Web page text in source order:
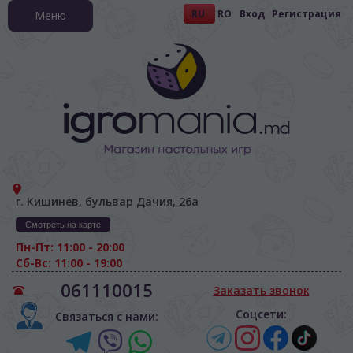
RU RO Вход Регистрация
г. Кишинев, бульвар Дачия, 26а
Смотреть на карте
Пн-Пт: 11:00 - 20:00
Сб-Вс: 11:00 - 19:00
061110015
Связаться с нами:
Заказать звонок
Соцсети:
Меню